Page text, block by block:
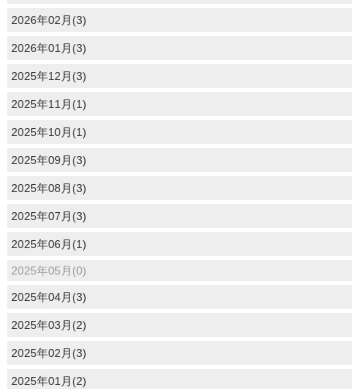
2026年02月(3)
2026年01月(3)
2025年12月(3)
2025年11月(1)
2025年10月(1)
2025年09月(3)
2025年08月(3)
2025年07月(3)
2025年06月(1)
2025年05月(0)
2025年04月(3)
2025年03月(2)
2025年02月(3)
2025年01月(2)